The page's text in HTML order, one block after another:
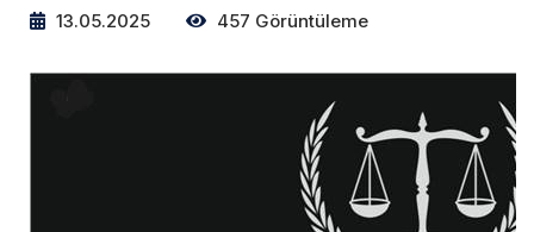
13.05.2025
457 Görüntüleme